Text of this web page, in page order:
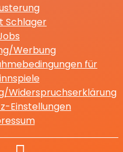
Schlager
Werbung
für
Widerspruchserklärung
Einstellungen